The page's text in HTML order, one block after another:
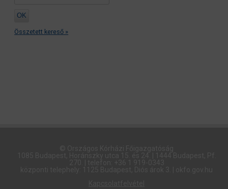
Összetett kereső »